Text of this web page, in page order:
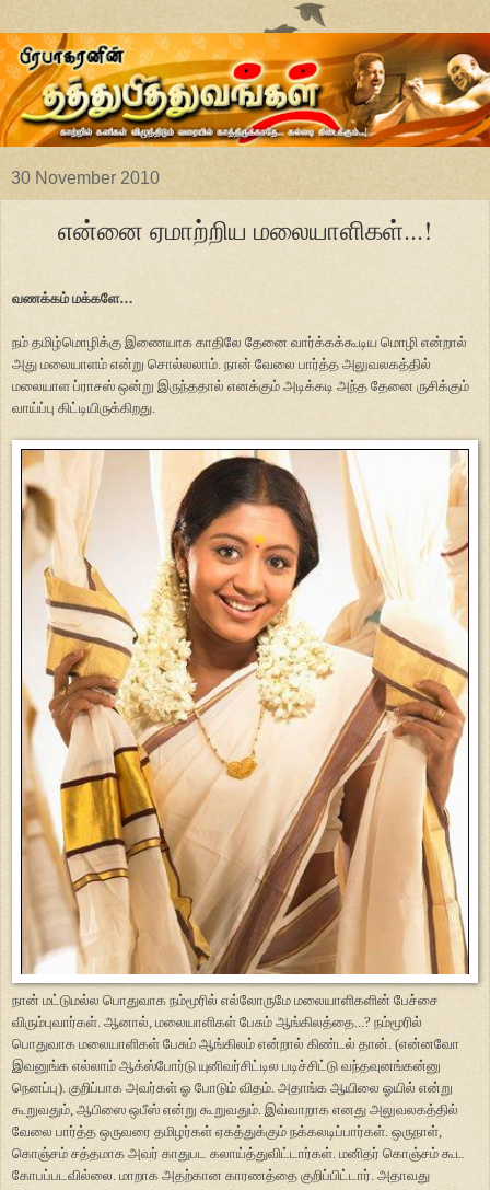
30 November 2010
என்னை ஏமாற்றிய மலையாளிகள்...!
வணக்கம் மக்களே…
நம் தமிழ்மொழிக்கு இணையாக காதிலே தேனை வார்க்கக்கூடிய மொழி என்றால்
அது மலையாளம் என்று சொல்லலாம். நான் வேலை பார்த்த அலுவலகத்தில்
மலையாள ப்ராசஸ் ஒன்று இருந்ததால் எனக்கும் அடிக்கடி அந்த தேனை ருசிக்கும்
வாய்ப்பு கிட்டியிருக்கிறது.
நான் மட்டுமல்ல பொதுவாக நம்மூரில் எல்லோருமே மலையாளிகளின் பேச்சை
விரும்புவார்கள். ஆனால், மலையாளிகள் பேசும் ஆங்கிலத்தை...? நம்மூரில்
பொதுவாக மலையாளிகள் பேசும் ஆங்கிலம் என்றால் கிண்டல் தான். (என்னவோ
இவனுங்க எல்லாம் ஆக்ஸ்போர்டு யுனிவர்சிட்டில படிச்சிட்டு வந்தவுனங்கன்னு
நெனப்பு). குறிப்பாக அவர்கள் ஓ போடும் விதம். அதாங்க ஆயிலை ஓயில் என்று
கூறுவதும், ஆபிஸை ஒபீஸ் என்று கூறுவதும். இவ்வாறாக எனது அலுவலகத்தில்
வேலை பார்த்த ஒருவரை தமிழர்கள் ஏகத்துக்கும் நக்கலடிப்பார்கள். ஒருநாள்,
கொஞ்சம் சத்தமாக அவர் காதுபட கலாய்த்துவிட்டார்கள். மனிதர் கொஞ்சம் கூட
கோபப்படவில்லை. மாறாக அதற்கான காரணத்தை குறிப்பிட்டார். அதாவது